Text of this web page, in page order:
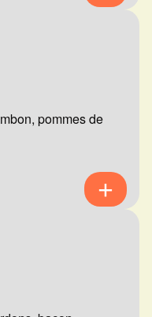
pommes de